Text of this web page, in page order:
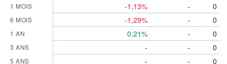
1 MOIS
6 MOIS
1 AN
3 ANS
5 ANS
-1,13%
-1,29%
0,21%
-
-
-
-
-
-
-
0
0
0
0
0